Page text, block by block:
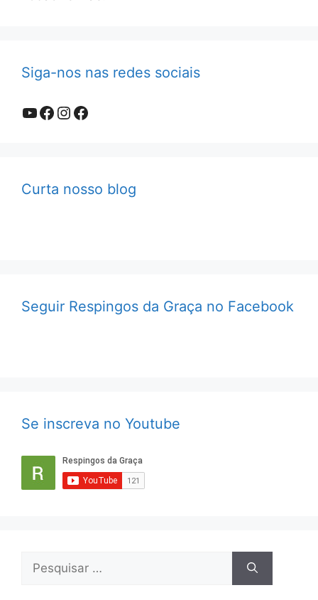
Siga-nos nas redes sociais
Youtube
Facebook
Instagram
Facebook
Curta nosso blog
Seguir Respingos da Graça no Facebook
Se inscreva no Youtube
Pesquisar